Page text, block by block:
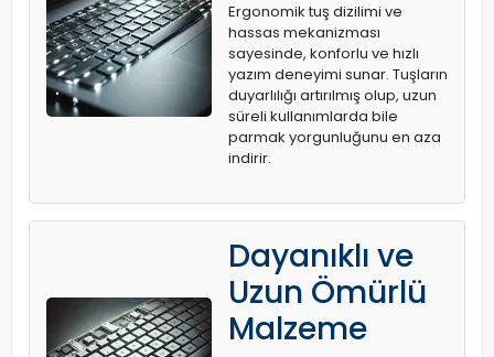
Ergonomik tuş dizilimi ve
hassas mekanizması
sayesinde, konforlu ve hızlı
yazım deneyimi sunar. Tuşların
duyarlılığı artırılmış olup, uzun
süreli kullanımlarda bile
parmak yorgunluğunu en aza
indirir.
Dayanıklı ve
Uzun Ömürlü
Malzeme